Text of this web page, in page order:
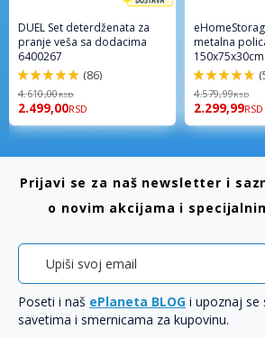
DUEL Set deterdženata za
pranje veša sa dodacima
6400267
98%
(86)
4.610,00RSD
2.499,00RSD
metalna
150x75x30cm
96%
4.579,99RSD
2.299,99RSD
Prijavi se za naš newsletter i
o novim akcijama i
Poseti i naš ePlaneta BLOG i upoznaj se
savetima i smernicama za kupovinu.